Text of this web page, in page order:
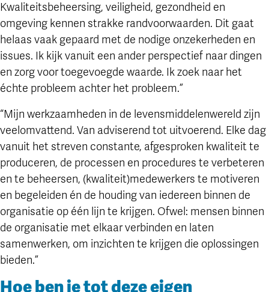
Kwaliteitsbeheersing, veiligheid, gezondheid en
omgeving kennen strakke randvoorwaarden. Dit gaat
helaas vaak gepaard met de nodige onzekerheden en
issues. Ik kijk vanuit een ander perspectief naar dingen
en zorg voor toegevoegde waarde. Ik zoek naar het
échte probleem achter het probleem.”
“Mijn werkzaamheden in de levensmiddelenwereld zijn
veelomvattend. Van adviserend tot uitvoerend. Elke dag
vanuit het streven constante, afgesproken kwaliteit te
produceren, de processen en procedures te verbeteren
en te beheersen, (kwaliteit)medewerkers te motiveren
en begeleiden én de houding van iedereen binnen de
organisatie op één lijn te krijgen. Ofwel: mensen binnen
de organisatie met elkaar verbinden en laten
samenwerken, om inzichten te krijgen die oplossingen
bieden.”
Hoe ben je tot deze eigen